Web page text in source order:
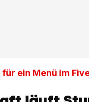
ein Menü im